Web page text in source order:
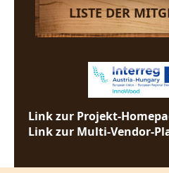
LISTE DER
Link zur Projekt-
Link zur Multi-Vendor-